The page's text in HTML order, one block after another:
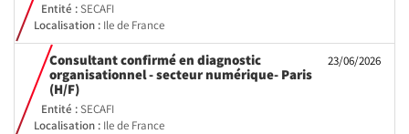
Entité :SECAFI
Localisation : Ile de France
23/06/2026
Consultant confirmé en diagnostic
organisationnel - secteur numérique- Paris
(H/F)(Nouvelle
fenêtre)
Entité :SECAFI
Localisation : Ile de France